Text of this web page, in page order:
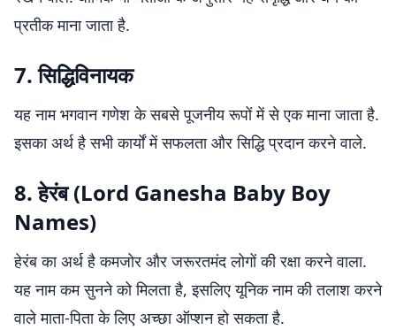
प्रतीक माना जाता है.
7. सिद्धिविनायक
यह नाम भगवान गणेश के सबसे पूजनीय रूपों में से एक माना जाता है.
इसका अर्थ है सभी कार्यों में सफलता और सिद्धि प्रदान करने वाले.
8. हेरंब(Lord Ganesha Baby Boy
Names)
हेरंब का अर्थ है कमजोर और जरूरतमंद लोगों की रक्षा करने वाला.
यह नाम कम सुनने को मिलता है, इसलिए यूनिक नाम की तलाश करने
वाले माता-पिता के लिए अच्छा ऑप्शन हो सकता है.